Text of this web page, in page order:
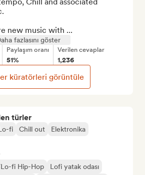
türler
fi Chill out
Elektronika
fi Hip-Hop
Lofi yatak odası
new music with ...
fazlasını göster
Paylaşım oranı
51%
Verilen cevaplar
1,236
küratörleri görüntüle